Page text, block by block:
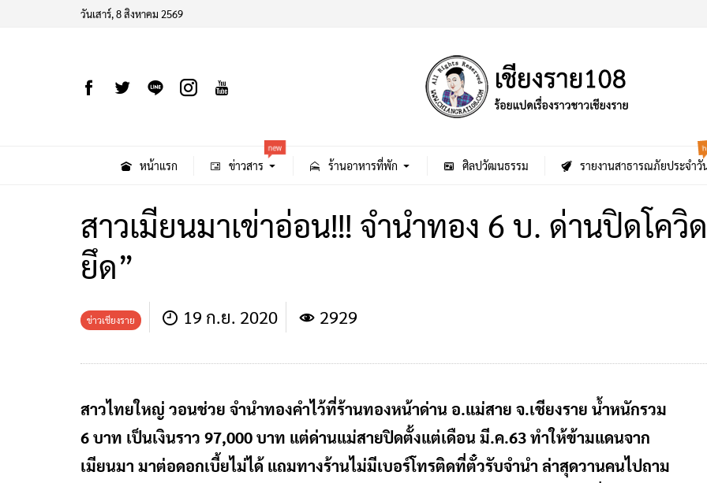
วันเสาร์, 8 สิงหาคม 2569
หน้าแรก ข่าวสาร
new
ร้านอาหารที่พัก ศิลปวัฒนธรรม รายงานสาธารณภัยประจำวั
สาวเมียนมาเข่าอ่อน!!! จำนำทอง 6 บ. ด่านปิดโควิ
ยึด”
ข่าวเชียงราย 19 ก.ย. 2020 2929
สาวไทยใหญ่ วอนช่วย จำนำทองคำไว้ที่ร้านทองหน้าด่าน อ.แม่สาย จ.เชียงราย น้ำหนักรวม
6 บาท เป็นเงินราว 97,000 บาท แต่ด่านแม่สายปิดตั้งแต่เดือน มี.ค.63 ทำให้ข้ามแดนจาก
เมียนมา มาต่อดอกเบี้ยไม่ได้ แถมทางร้านไม่มีเบอร์โทรติดที่ตั๋วรับจำนำ ล่าสุดวานคนไปถาม